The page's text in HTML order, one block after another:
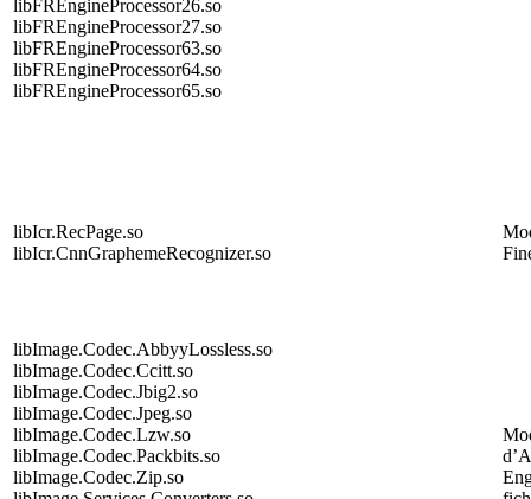
libFREngineProcessor26.so
libFREngineProcessor27.so
libFREngineProcessor63.so
libFREngineProcessor64.so
libFREngineProcessor65.so
libIcr.RecPage.so
libIcr.CnnGraphemeRecognizer.so
libImage.Codec.AbbyyLossless.so
libImage.Codec.Ccitt.so
libImage.Codec.Jbig2.so
libImage.Codec.Jpeg.so
libImage.Codec.Lzw.so
libImage.Codec.Packbits.so
libImage.Codec.Zip.so